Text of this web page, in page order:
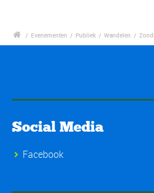
/ Evenementen / Publiek / Wandelen /
Social Media
Facebook